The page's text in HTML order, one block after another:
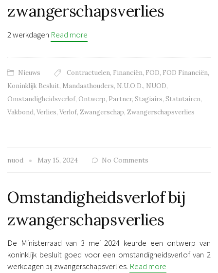
zwangerschapsverlies
2 werkdagen Read more
Nieuws Contractuelen, Financiën, FOD, FOD Financiën,
Koninklijk Besluit, Mandaathouders, N.U.O.D., NUOD,
Omstandigheidsverlof, Ontwerp, Partner, Stagiairs, Statutairen,
Vakbond, Verlies, Verlof, Zwangerschap, Zwangerschapsverlies
nuod May 15, 2024 No Comments
Omstandigheidsverlof bij
zwangerschapsverlies
De Ministerraad van 3 mei 2024 keurde een ontwerp van
koninklijk besluit goed voor een omstandigheidsverlof van 2
werkdagen bij zwangerschapsverlies. Read more